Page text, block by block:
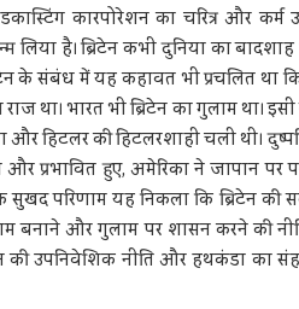
कारपोरेशन का चरित्र और
है। ब्रिटेन कभी दुनिया का
के संबंध में यह कहावत भी प्रचलित था कि
राज था। भारत भी ब्रिटेन का गुलाम था।
और हिटलर की हिटलरशाही चली थी।
प्रभावित हुए, अमेरिका ने जापान
सुखद परिणाम यह निकला कि ब्रिटेन
बनाने और गुलाम पर शासन करने की
की उपनिवेशिक नीति और हथकंडा का